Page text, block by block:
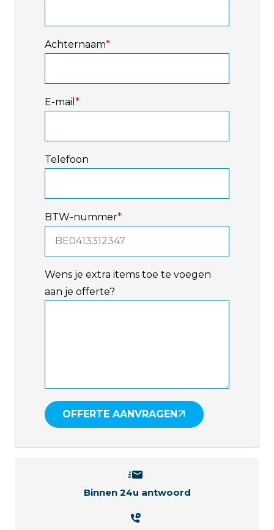
Achternaam*
E-mail *
Telefoon
BTW-nummer*
Wens je extra items toe te voegen
aan je offerte?
OFFERTE AANVRAGEN
Binnen 24u antwoord